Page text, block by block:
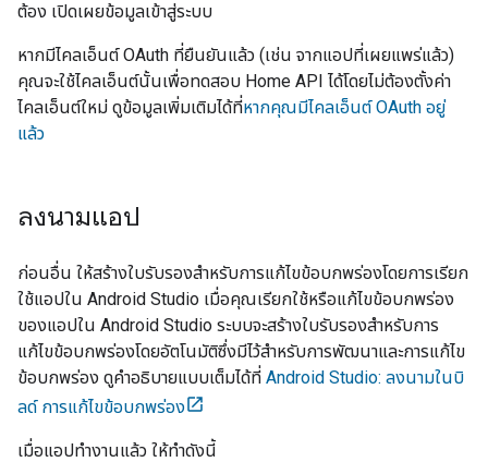
ต้อง เปิดเผยข้อมูลเข้าสู่ระบบ
หากมีไคลเอ็นต์ OAuth ที่ยืนยันแล้ว (เช่น จากแอปที่เผยแพร่แล้ว)
คุณจะใช้ไคลเอ็นต์นั้นเพื่อทดสอบ Home API ได้โดยไม่ต้องตั้งค่า
ไคลเอ็นต์ใหม่ ดูข้อมูลเพิ่มเติมได้ที่หากคุณมีไคลเอ็นต์ OAuth อยู่
แล้ว
ลงนามแอป
ก่อนอื่น ให้สร้างใบรับรองสำหรับการแก้ไขข้อบกพร่องโดยการเรียก
ใช้แอปใน Android Studio เมื่อคุณเรียกใช้หรือแก้ไขข้อบกพร่อง
ของแอปใน Android Studio ระบบจะสร้างใบรับรองสำหรับการ
แก้ไขข้อบกพร่องโดยอัตโนมัติซึ่งมีไว้สำหรับการพัฒนาและการแก้ไข
ข้อบกพร่อง ดูคำอธิบายแบบเต็มได้ที่ Android Studio: ลงนามในบิ
ลด์ การแก้ไขข้อบกพร่อง
เมื่อแอปทำงานแล้ว ให้ทำดังนี้